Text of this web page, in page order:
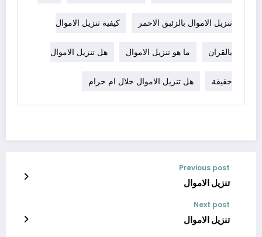
تنزيل الاموال بالزئبق الاحمر كيفية تنزيل الاموال
بالقران ما هو تنزيل الاموال هل تنزيل الاموال
حقيقة هل تنزيل الاموال حلال ام حرام
Previous post
تنزيل الاموال
Next post
تنزيل الاموال